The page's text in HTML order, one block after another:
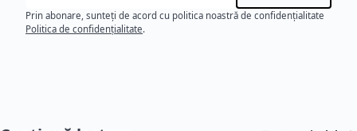
Prin abonare, sunteți de acord cu politica noastră de confidențialitate
Politica de confidențialitate.